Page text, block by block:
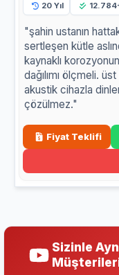
20 Yıl
"şahin ustanın
sertleşen kütle
kaynaklı
dağılımı ölçmeli.
akustik cihazla
çözülmez."
Fiyat Teklifi
Sizinle